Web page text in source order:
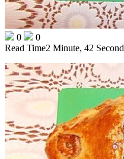
0
0
Read Time2 Minute, 42 Second